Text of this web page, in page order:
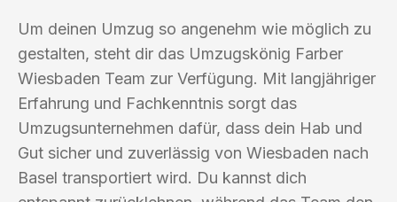
Um deinen Umzug so angenehm wie möglich zu
gestalten, steht dir das Umzugskönig Farber
Wiesbaden Team zur Verfügung. Mit langjähriger
Erfahrung und Fachkenntnis sorgt das
Umzugsunternehmen dafür, dass dein Hab und
Gut sicher und zuverlässig von Wiesbaden nach
Basel transportiert wird. Du kannst dich